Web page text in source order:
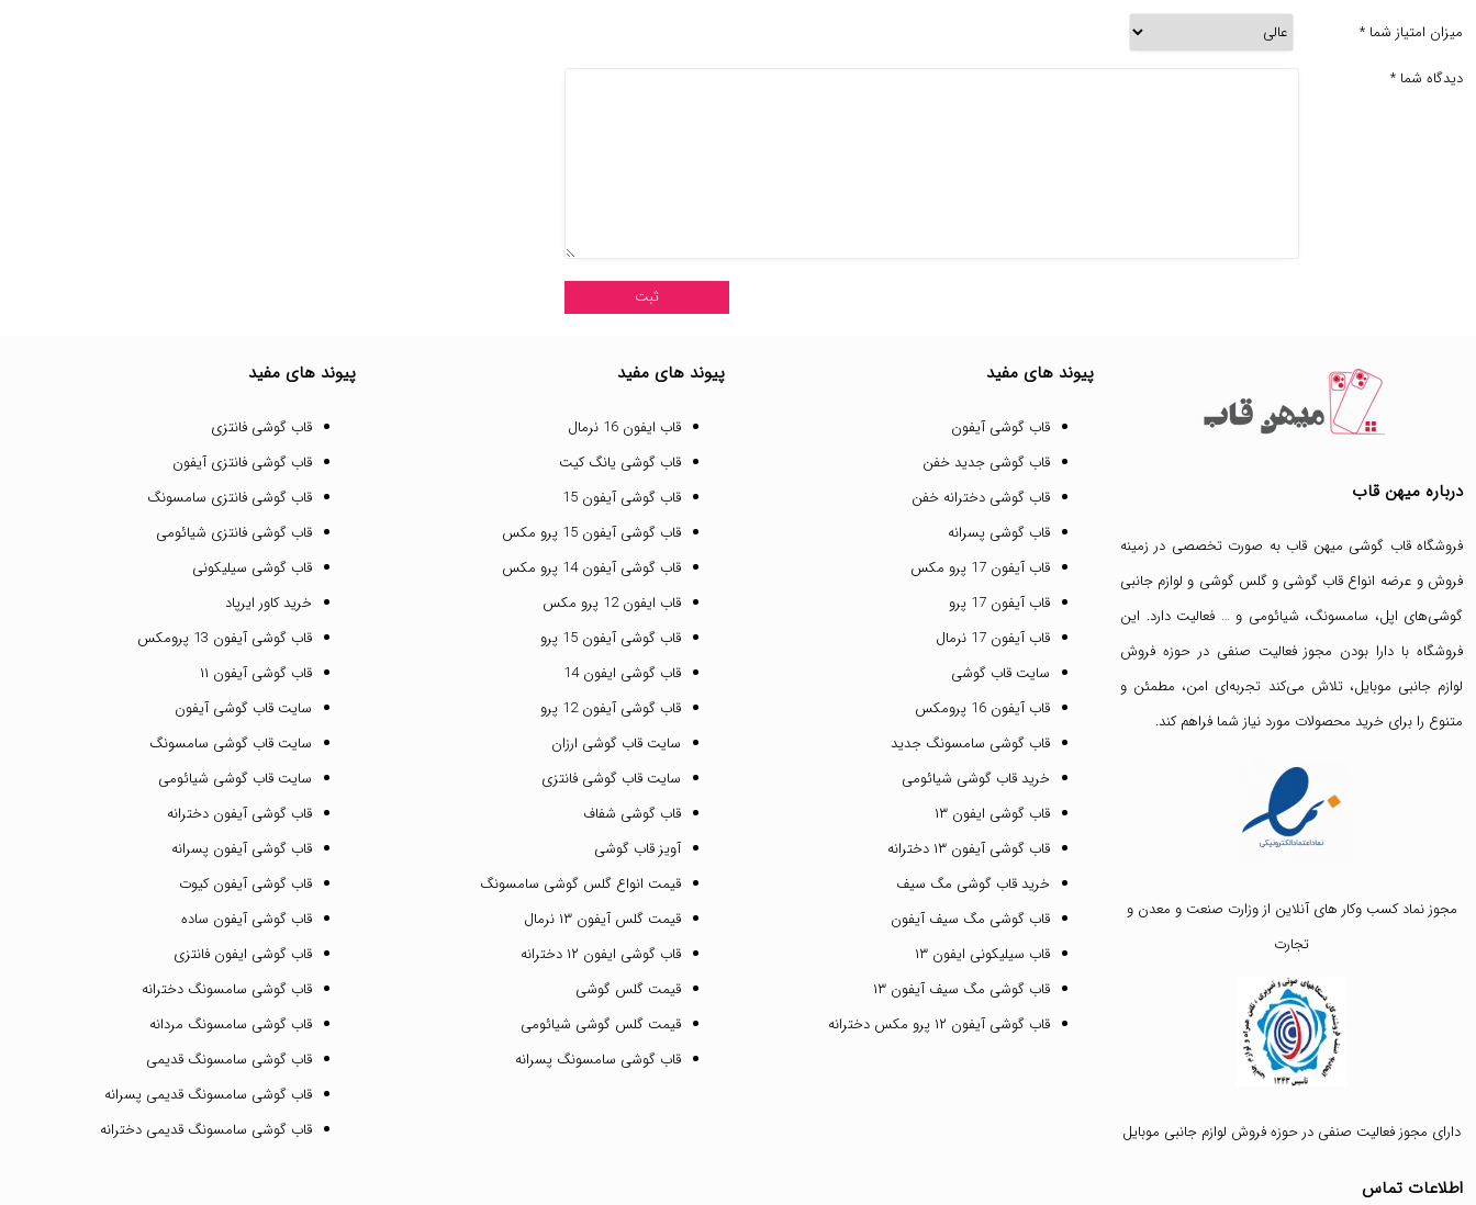
میزان امتیاز شما *
دیدگاه شما *
درباره میهن قاب
فروشگاه قاب گوشی میهن قاب به صورت تخصصی در زمینه
فروش و عرضه انواع قاب گوشی وگلس گوشی و لوازم جانبی
گوشی‌های اپل، سامسونگ، شیائومی و … فعالیت دارد. این
فروشگاه با دارا بودن مجوز فعالیت صنفی در حوزه فروش
لوازم جانبی موبایل، تلاش می‌کند تجربه‌ای امن، مطمئن و
متنوع را برای خرید محصولات مورد نیاز شما فراهم کند.
مجوز نماد کسب وکار های آنلاین از وزارت صنعت و معدن و
تجارت
دارای مجوز فعالیت صنفی در حوزه فروش لوازم جانبی موبایل
اطلاعات تماس
پیوند های مفید
قاب گوشی آیفون
قاب گوشی جدید خفن
قاب گوشی دخترانه خفن
قاب گوشی پسرانه
قاب آیفون 17 پرو مکس
قاب آیفون 17 پرو
قاب آیفون 17 نرمال
سایت قاب گوشی
قاب آیفون 16 پرومکس
قاب گوشی سامسونگ جدید
خرید قاب گوشی شیائومی
قاب گوشی ایفون ۱۳
قاب گوشی آیفون ۱۳ دخترانه
خرید قاب گوشی مگ سیف
قاب گوشی مگ سیف آیفون
قاب سیلیکونی ایفون ۱۳
قاب گوشی مگ سیف آیفون ۱۳
قاب گوشی آیفون ۱۲ پرو مکس دخترانه
پیوند های مفید
قاب ایفون 16 نرمال
قاب گوشی یانگ کیت
قاب گوشی آیفون 15
قاب گوشی آیفون 15 پرو مکس
قاب گوشی آیفون 14 پرو مکس
قاب ایفون 12 پرو مکس
قاب گوشی آیفون 15 پرو
قاب گوشی ایفون 14
قاب گوشی آیفون 12 پرو
سایت قاب گوشی ارزان
سایت قاب گوشی فانتزی
قاب گوشی شفاف
آویز قاب گوشی
قیمت انواع گلس گوشی سامسونگ
قیمت گلس آیفون ۱۳ نرمال
قاب گوشی ایفون ۱۲ دخترانه
قیمت گلس گوشی
قیمت گلس گوشی شیائومی
قاب گوشی سامسونگ پسرانه
پیوند های مفید
قاب گوشی فانتزی
قاب گوشی فانتزی آیفون
قاب گوشی فانتزی سامسونگ
قاب گوشی فانتزی شیائومی
قاب گوشی سیلیکونی
خرید کاور ایرپاد
قاب گوشی آیفون 13 پرومکس
قاب گوشی آیفون ۱۱
سایت قاب گوشی آیفون
سایت قاب گوشی سامسونگ
سایت قاب گوشی شیائومی
قاب گوشی آیفون دخترانه
قاب گوشی آیفون پسرانه
قاب گوشی آیفون کیوت
قاب گوشی آیفون ساده
قاب گوشی ایفون فانتزی
قاب گوشی سامسونگ دخترانه
قاب گوشی سامسونگ مردانه
قاب گوشی سامسونگ قدیمی
قاب گوشی سامسونگ قدیمی پسرانه
قاب گوشی سامسونگ قدیمی دخترانه